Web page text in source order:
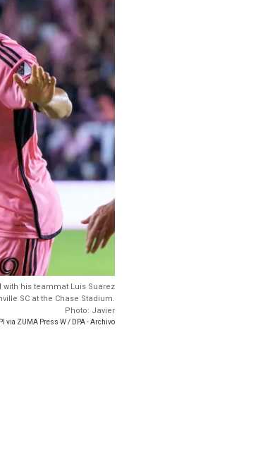
with his teammat Luis Suarez
SC at the Chase Stadium.
Photo: Javier
via ZUMA Press W / DPA - Archivo